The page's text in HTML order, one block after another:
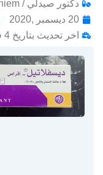
دكتور صيدلي / Mohamed Abdelmoniem
20 ديسمبر ,2020
اخر تحديث بتاريخ 4 فبراير، 2024